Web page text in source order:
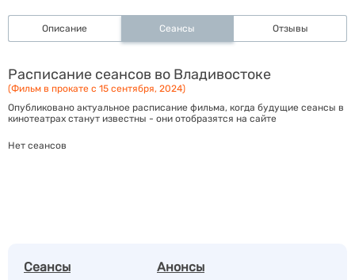
Описание Сеансы Отзывы
Расписание сеансов во Владивостоке
(Фильм в прокате с 15 сентября, 2024)
Опубликовано актуальное расписание фильма, когда будущие сеансы в
кинотеатрах станут известны - они отобразятся на сайте
Нет сеансов
Сеансы Анонсы